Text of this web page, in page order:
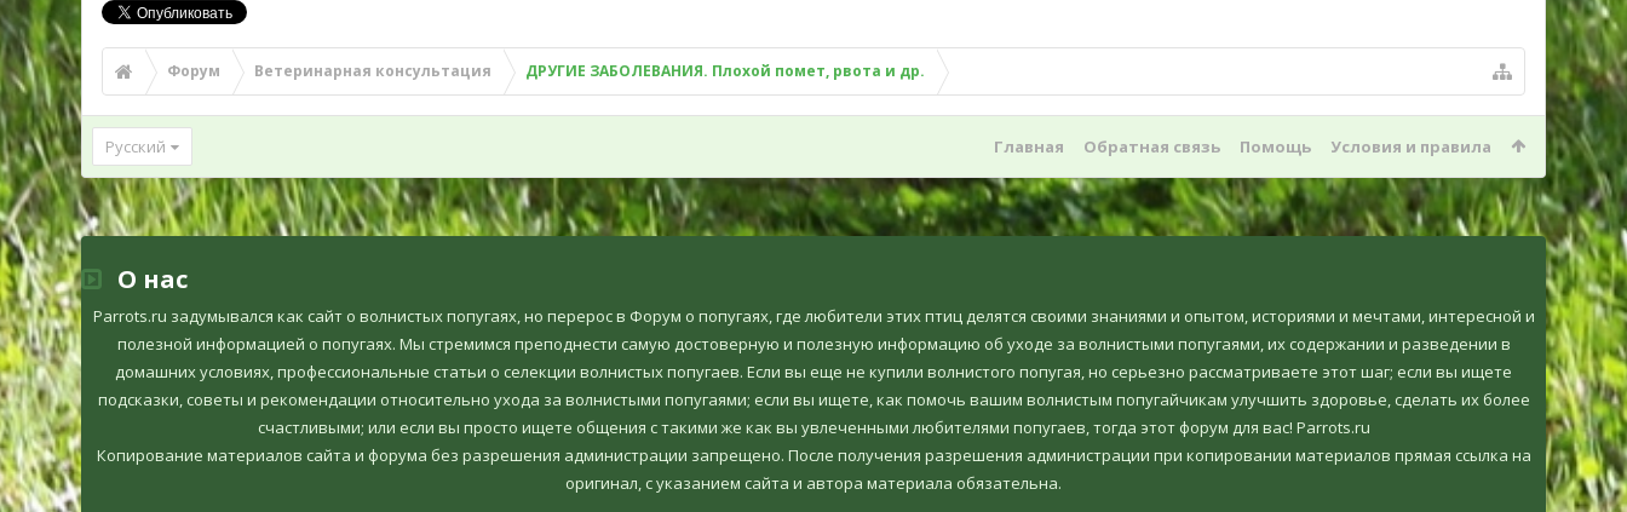
Форум Ветеринарная консультация ДРУГИЕ ЗАБОЛЕВАНИЯ. Плохой помет, рвота и др.
Русский Главная Обратная связь Помощь Условия и правила
О нас
Parrots.ru задумывался как сайт о волнистых попугаях, но перерос в Форум о попугаях, где любители этих птиц делятся своими знаниями и опытом, историями и мечтами, интересной и
полезной информацией о попугаях. Мы стремимся преподнести самую достоверную и полезную информацию об уходе за волнистыми попугаями, их содержании и разведении в
домашних условиях, профессиональные статьи о селекции волнистых попугаев. Если вы еще не купили волнистого попугая, но серьезно рассматриваете этот шаг; если вы ищете
подсказки, советы и рекомендации относительно ухода за волнистыми попугаями; если вы ищете, как помочь вашим волнистым попугайчикам улучшить здоровье, сделать их более
счастливыми; или если вы просто ищете общения с такими же как вы увлеченными любителями попугаев, тогда этот форум для вас! Parrots.ru
Копирование материалов сайта и форума без разрешения администрации запрещено. После получения разрешения администрации при копировании материалов прямая ссылка на
оригинал, c указанием сайта и автора материала обязательна.